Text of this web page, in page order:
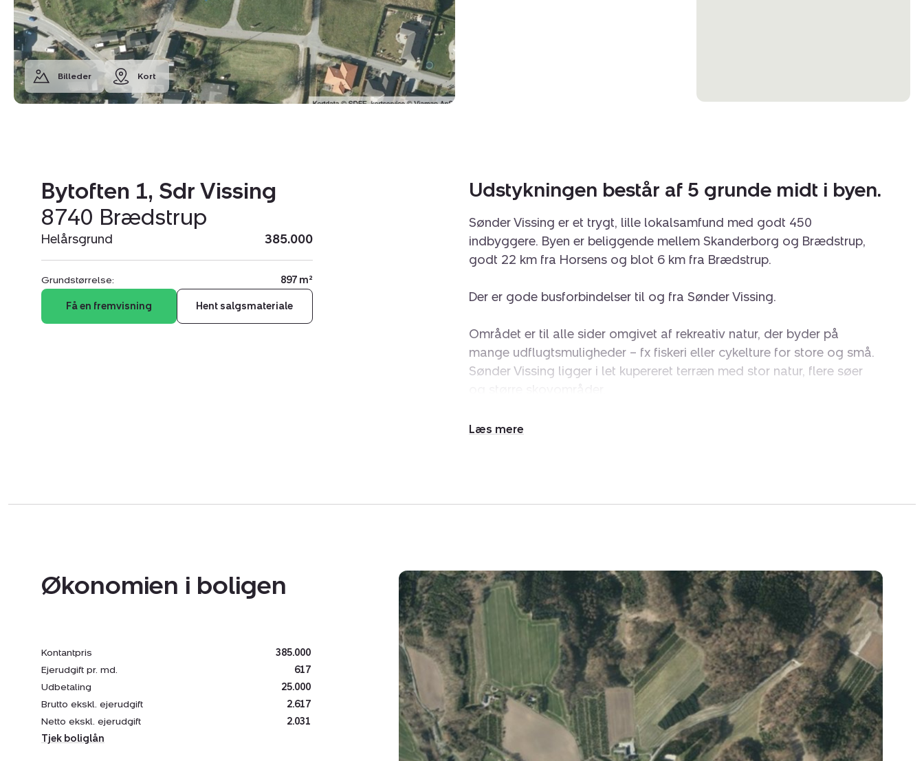
Billeder Kort
Bytoften 1, Sdr Vissing
8740 Brædstrup
Helårsgrund 385.000
Grundstørrelse: 897 m²
Få en fremvisning Hent salgsmateriale
Udstykningen består af 5 grunde midt i byen.
Sønder Vissing er et trygt, lille lokalsamfund med godt 450
indbyggere. Byen er beliggende mellem Skanderborg og Brædstrup,
godt 22 km fra Horsens og blot 6 km fra Brædstrup.
Der er gode busforbindelser til og fra Sønder Vissing.
Området er til alle sider omgivet af rekreativ natur, der byder på
mange udflugtsmuligheder – fx fiskeri eller cykelture for store og små.
Sønder Vissing ligger i let kupereret terræn med stor natur, flere søer
Fra Sønder Vissing er der kun 16 km til motorvejstilkørsel 53 ved
forbindelse med anlæggelse af området har Horsens Kommune
Økonomien i boligen
Kontantpris
385.000
Ejerudgift pr. md.
617
Udbetaling
25.000
Brutto ekskl. ejerudgift
2.617
Netto ekskl. ejerudgift
2.031
Tjek boliglån